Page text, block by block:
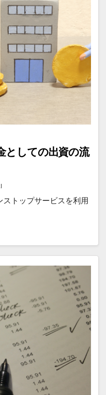
としての出資の流
トップサービスを利用